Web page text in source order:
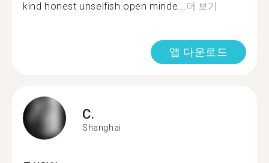
kind honest unselfish open minde...더 보기
앱 다운로드
C.
Shanghai